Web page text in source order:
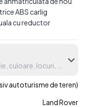
ABS carlig
cu reductor
culoare, locuri, etc.
autoturisme de teren)
Land Rover